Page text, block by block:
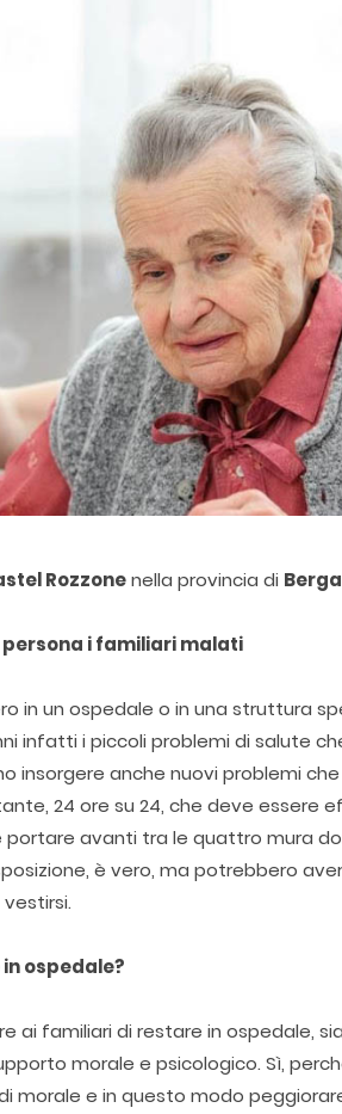
Rozzonenella provincia di
i familiari malati
in un ospedale o in una struttura
infatti i piccoli problemi di salute
insorgere anche nuovi problemi
24 ore su 24, che deve essere
avanti tra le quattro mura
è vero, ma potrebbero
ospedale?
familiari di restare in ospedale,
morale e psicologico. Sì,
morale e in questo modo